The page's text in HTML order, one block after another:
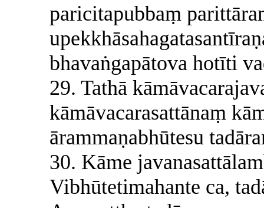
paricitapubbaṃ
bhavaṅgapātova hotīti
29. Tathā
kāmāvacarasattānaṃ
ārammaṇabhūtesu
30. Kāme
Vibhūtetimahante ca,